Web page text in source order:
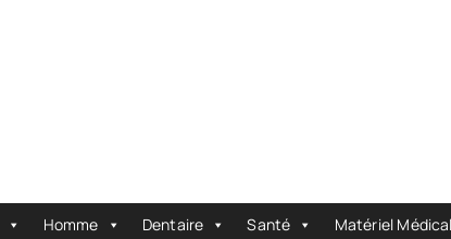
Homme Dentaire Santé Matériel Médical